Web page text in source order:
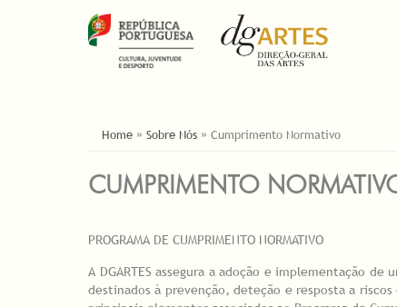
ESTÁ AQUI
Home » Sobre Nós » Cumprimento Normativo
CUMPRIMENTO
PROGRAMA DE CUMPRIMENTO NORMATIVO
A DGARTES assegura a adoção e implementação
destinados à prevenção, deteção e resposta a